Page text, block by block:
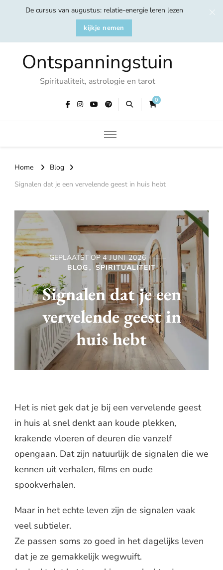
De cursus van augustus: relatie-energie leren lezen
kijkje nemen
Ontspanningstuin
Spiritualiteit, astrologie en tarot
0
Home
Blog
Signalen dat je een vervelende geest in huis hebt
GEPLAATST OP4 JUNI 2026
BLOG
SPIRITUALITEIT
Signalen dat je een
vervelende geest in
huis hebt
Het is niet gek dat je bij een vervelende geest
in huis al snel denkt aan koude plekken,
krakende vloeren of deuren die vanzelf
opengaan. Dat zijn natuurlijk de signalen die we
kennen uit verhalen, films en oude
spookverhalen.
Maar in het echte leven zijn de signalen vaak
veel subtieler.
Ze passen soms zo goed in het dagelijks leven
dat je ze gemakkelijk wegwuift.